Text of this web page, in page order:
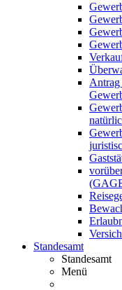
Antrag
Standesamt
Standesamt
Menü